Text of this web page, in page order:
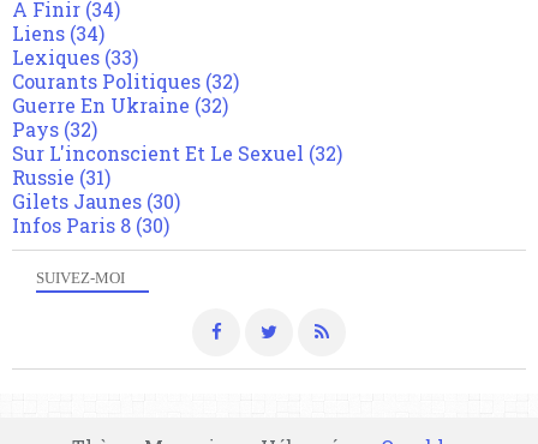
SUIVEZ-MOI
A Finir (34)
Liens (34)
Lexiques (33)
Courants Politiques (32)
Guerre En Ukraine (32)
Pays (32)
Sur L'inconscient Et Le Sexuel (32)
Russie (31)
Gilets Jaunes (30)
Infos Paris 8 (30)